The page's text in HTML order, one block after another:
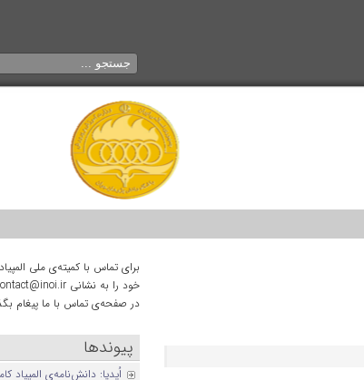
برای تماس با کمیته‌ی ملی
در صفحه‌ی تماس با ما پیغام
پیوندها
اُپدیا: دانش‌نامه‌ی المپیاد